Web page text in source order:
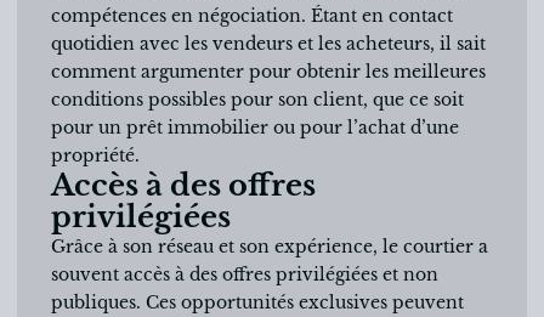
compétences en négociation. Étant en contact
quotidien avec les vendeurs et les acheteurs, il sait
comment argumenter pour obtenir les meilleures
conditions possibles pour son client, que ce soit
pour un prêt immobilier ou pour l’achat d’une
propriété.
Accès à des offres
privilégiées
Grâce à son réseau et son expérience, le courtier a
souvent accès à des offres privilégiées et non
publiques. Ces opportunités exclusives peuvent